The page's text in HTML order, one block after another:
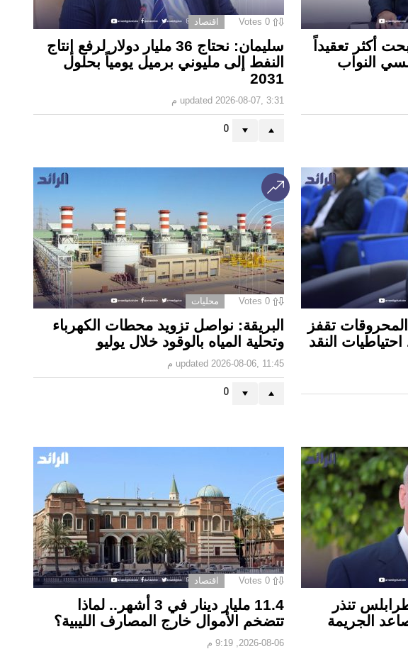
أكثر تعقيداً
النواب
0
Votes اقتصاد
سليمان: نحتاج 36 مليار دولار لرفع إنتاج
النفط إلى مليوني برميل يومياً بحلول
2031
updated 2026-08-07, 3:31 م
0
تقفز
النقد
0
Votes محليات
البريقة: نواصل تزويد محطات الكهرباء
وتحلية المياه بالوقود خلال يوليو
updated 2026-08-06, 11:45 م
0
تنذر
الجريمة
0
Votes اقتصاد
11.4 مليار دينار في 3 أشهر.. لماذا
تتضخم الأموال خارج المصارف الليبية؟
2026-08-06, 9:19 م